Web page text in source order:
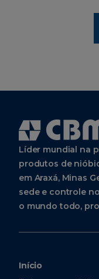
Líder mundial na
produtos de
em Araxá, Minas
sede e controle
o mundo todo,
Início